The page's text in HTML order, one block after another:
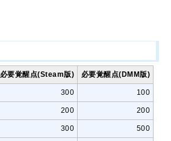
必要覚醒点(Steam版) 必要覚醒点(DMM版)
300 100
200 200
300 500